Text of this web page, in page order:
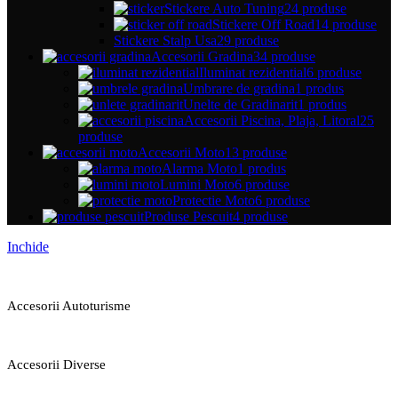
Stickere Auto Tuning24 produse
Stickere Off Road14 produse
Stickere Stalp Usa29 produse
Accesorii Gradina34 produse
Iluminat rezidential6 produse
Umbrare de gradina1 produs
Unelte de Gradinarit1 produs
Accesorii Piscina, Plaja, Litoral25
produse
Accesorii Moto13 produse
Alarma Moto1 produs
Lumini Moto6 produse
Protectie Moto6 produse
Produse Pescuit4 produse
Inchide
Accesorii Autoturisme
Accesorii Diverse